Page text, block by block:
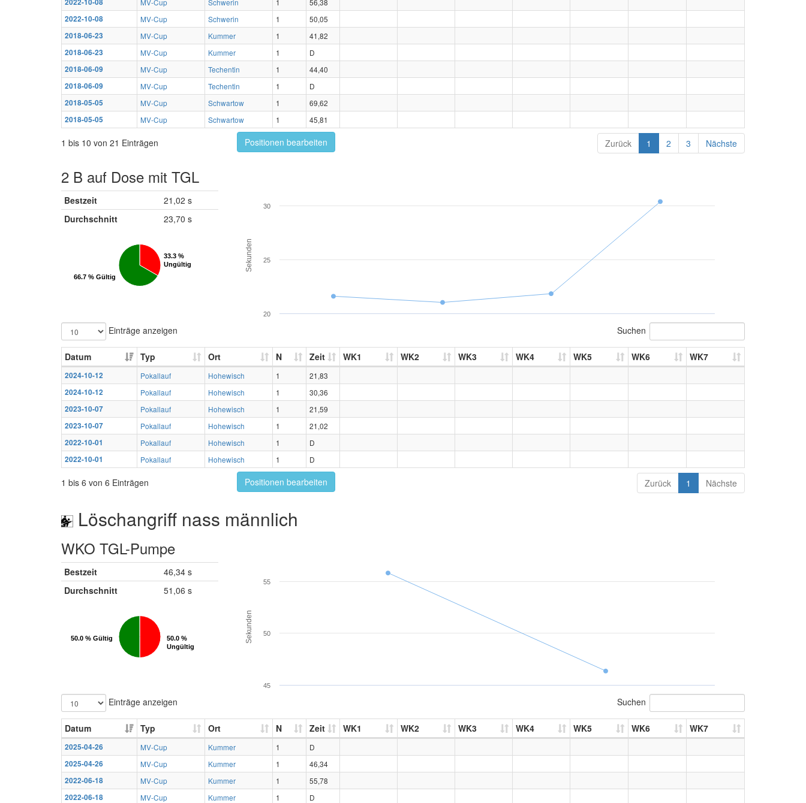
2022-10-08
MV-Cup Schwerin 1
56,38
2022-10-08
MV-Cup Schwerin 1
50,05
2018-06-23
MV-Cup Kummer 1
41,82
2018-06-23
MV-Cup Kummer 1
D
2018-06-09
MV-Cup Techentin 1
44,40
2018-06-09
MV-Cup Techentin 1
D
2018-05-05
MV-Cup Schwartow 1
69,62
2018-05-05
MV-Cup Schwartow 1 45,81
1 bis 10 von 21 Einträgen Positionen bearbeiten Zurück 1 2 3 Nächste
2 B auf Dose mit TGL
Bestzeit
21,02 s
Durchschnitt
23,70 s
33.3 %
Ungültig
33.3 %
Ungültig
66.7 % Gültig
66.7 % Gültig
Sekunden
20
25
30
Einträge anzeigen Suchen
Datum Typ Ort N Zeit WK1 WK2 WK3 WK4 WK5 WK6 WK7
2024-10-12 Pokallauf Hohewisch 1
21,83
2024-10-12
Pokallauf Hohewisch 1
30,36
2023-10-07
Pokallauf Hohewisch 1
21,59
2023-10-07
Pokallauf Hohewisch 1
21,02
2022-10-01
Pokallauf Hohewisch 1
D
2022-10-01
Pokallauf Hohewisch 1 D
1 bis 6 von 6 Einträgen Positionen bearbeiten Zurück 1 Nächste
Löschangriff nass männlich
WKO TGL-Pumpe
Bestzeit
46,34 s
Durchschnitt
51,06 s
50.0 %
Ungültig
50.0 %
Ungültig
50.0 % Gültig
50.0 % Gültig Sekunden
45
50
55
Einträge anzeigen Suchen
Datum Typ Ort N Zeit WK1 WK2 WK3 WK4 WK5 WK6 WK7
2025-04-26 MV-Cup Kummer 1
D
2025-04-26
MV-Cup Kummer 1
46,34
2022-06-18
MV-Cup Kummer 1
55,78
2022-06-18
MV-Cup Kummer 1 D